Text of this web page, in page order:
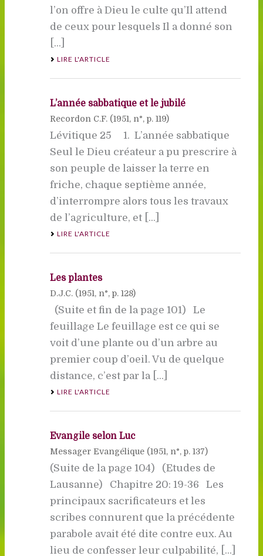
l’on offre à Dieu le culte qu’Il attend
de ceux pour lesquels Il a donné son
[...]
LIRE L'ARTICLE
L’année sabbatique et le jubilé
Recordon C.F. (1951, n°, p. 119)
Lévitique 25 1. L’année sabbatique
Seul le Dieu créateur a pu prescrire à
son peuple de laisser la terre en
friche, chaque septième année,
d’interrompre alors tous les travaux
de l’agriculture, et [...]
LIRE L'ARTICLE
Les plantes
D.J.C. (1951, n°, p. 128)
(Suite et fin de la page 101) Le
feuillage Le feuillage est ce qui se
voit d’une plante ou d’un arbre au
premier coup d’oeil. Vu de quelque
distance, c’est par la [...]
LIRE L'ARTICLE
Evangile selon Luc
Messager Evangélique (1951, n°, p. 137)
(Suite de la page 104) (Etudes de
Lausanne) Chapitre 20: 19-36 Les
principaux sacrificateurs et les
scribes connurent que la précédente
parabole avait été dite contre eux. Au
lieu de confesser leur culpabilité, [...]